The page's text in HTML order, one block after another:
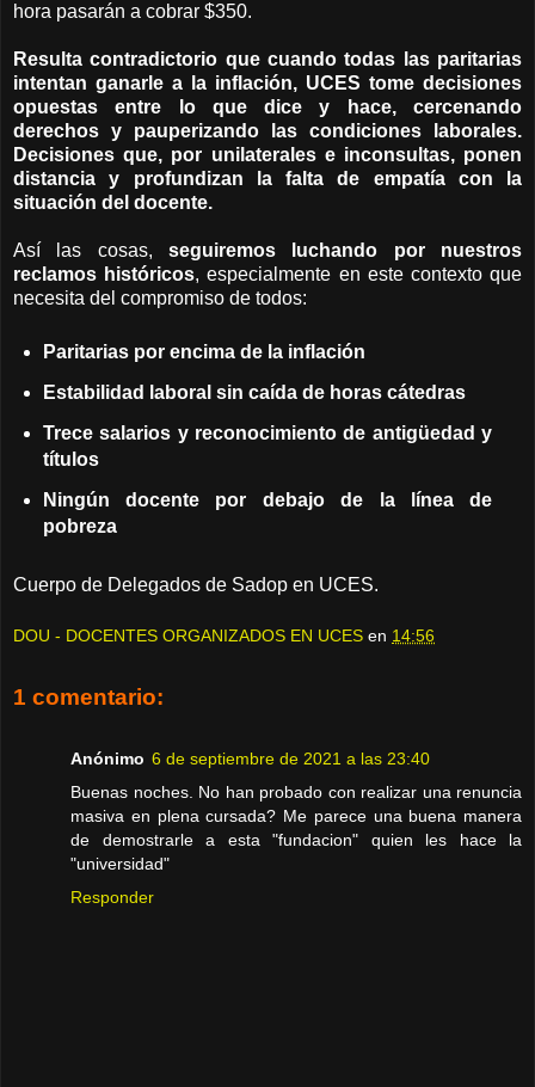
hora pasarán a cobrar $350.
Resulta contradictorio que cuando todas las paritarias
intentan ganarle a la inflación, UCES tome decisiones
opuestas entre lo que dice y hace, cercenando
derechos y pauperizando las condiciones laborales.
Decisiones que, por unilaterales e inconsultas, ponen
distancia y profundizan la falta de empatía con la
situación del docente.
Así las cosas, seguiremos luchando por nuestros
reclamos históricos, especialmente en este contexto que
necesita del compromiso de todos:
Paritarias por encima de la inflación
Estabilidad laboral sin caída de horas cátedras
Trece salarios y reconocimiento de antigüedad y
títulos
Ningún docente por debajo de la línea de
pobreza
Cuerpo de Delegados de Sadop en UCES.
DOU - DOCENTES ORGANIZADOS EN UCES en 14:56
1 comentario:
Anónimo 6 de septiembre de 2021 a las 23:40
Buenas noches. No han probado con realizar una renuncia
masiva en plena cursada? Me parece una buena manera
de demostrarle a esta "fundacion" quien les hace la
"universidad"
Responder